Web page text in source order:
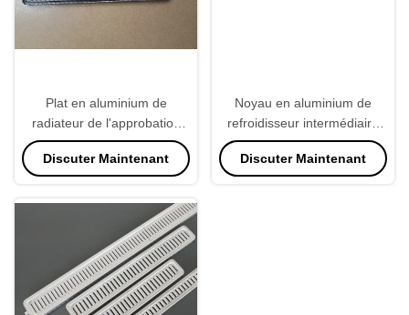
Plat en aluminium de
radiateur de l'approbation
3003 de la CE, couleur
blanche de pièces de
Discuter Maintenant
Noyau en aluminium de
refroidisseur intermédiaire
d'aileron de norme de l'OIN
de haute qualité
Discuter Maintenant